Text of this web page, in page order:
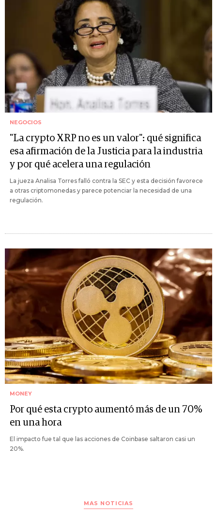
NEGOCIOS
"La crypto XRP no es un valor": qué significa
esa afirmación de la Justicia para la industria
y por qué acelera una regulación
La jueza Analisa Torres falló contra la SEC y esta decisión favorece
a otras criptomonedas y parece potenciar la necesidad de una
regulación.
MONEY
Por qué esta crypto aumentó más de un 70%
en una hora
El impacto fue tal que las acciones de Coinbase saltaron casi un
20%.
MAS NOTICIAS